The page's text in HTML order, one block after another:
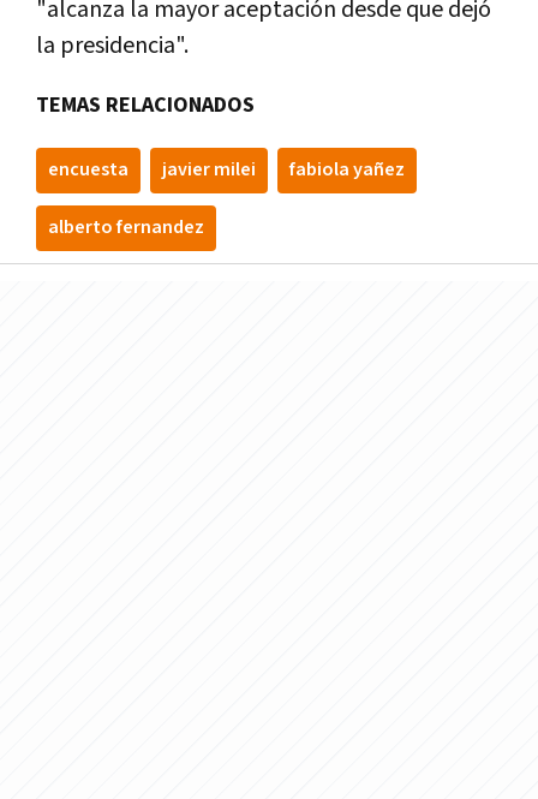
"alcanza la mayor aceptación desde que dejó
la presidencia".
TEMAS RELACIONADOS
encuesta javier milei fabiola yañez
alberto fernandez